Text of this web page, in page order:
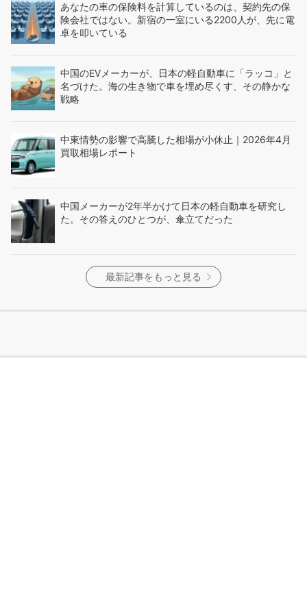
あなたの車の保険料を計算しているのは、契約先の保
険会社ではない。新宿の一室にいる2200人が、先に電
卓を叩いている
中国のEVメーカーが、日本の軽自動車に「ラッコ」と
名づけた。海の生き物で車を埋め尽くす、その静かな
戦略
中東情勢の影響で高騰した相場が小休止｜2026年4月
買取相場レポート
中国メーカーが2年半かけて日本の軽自動車を研究し
た。その答えのひとつが、傘立てだった
最新記事をもっと見る